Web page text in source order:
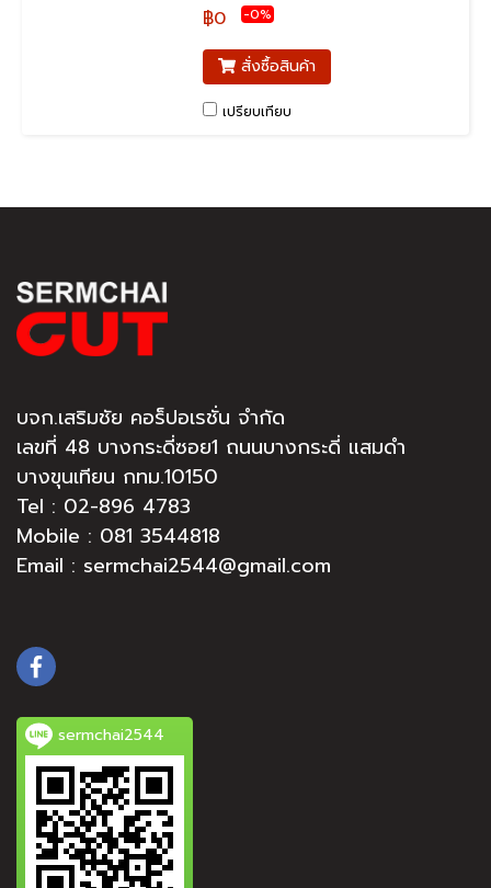
฿0 -0%
สั่งซื้อสินค้า
เปรียบเทียบ
บจก.เสริมชัย คอร็ปอเรชั่น จำกัด
เลขที่ 48 บางกระดี่ซอย1 ถนนบางกระดี่ แสมดำ
บางขุนเทียน กทม.10150
Tel : 02-896 4783
Mobile : 081 3544818
Email : sermchai2544@gmail.com
sermchai2544